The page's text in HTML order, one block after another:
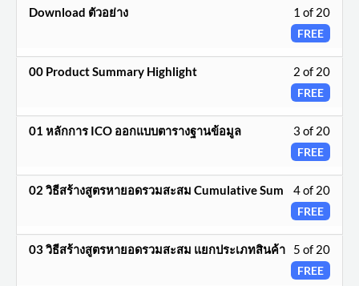
1 of 20
FREE
Download ตัวอย่าง
1
20
ราย
ชื่อ
เรียน.
2 of 20
FREE
00 Product Summary Highlight
2
20
ราย
ชื่อ
เรียน.
3 of 20
FREE
01 หลักการ ICO ออกแบบตารางฐานข้อมูล
3
20
ราย
ชื่อ
4 of 20
FREE
02 วิธีสร้างสูตรหายอดรวมสะสม Cumulative Sum
4
20
5 of 20
FREE
03 วิธีสร้างสูตรหายอดรวมสะสม แยกประเภทสินค้า
5